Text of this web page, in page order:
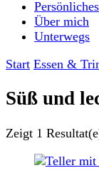
Persönliches
Über mich
Unterwegs
Start Essen &
Süß und
Zeigt 1